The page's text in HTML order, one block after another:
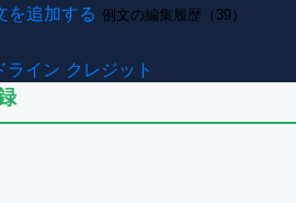
を追加する 例文の編集履歴（39）
ライン クレジット